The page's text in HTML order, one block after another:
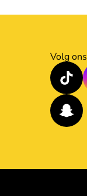
Volg ons